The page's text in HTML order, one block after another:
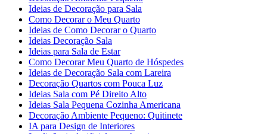
Ideias de Decoração para Sala
Como Decorar o Meu Quarto
Ideias de Como Decorar o Quarto
Ideias Decoração Sala
Ideias para Sala de Estar
Como Decorar Meu Quarto de Hóspedes
Ideias de Decoração Sala com Lareira
Decoração Quartos com Pouca Luz
Ideias Sala com Pé Direito Alto
Ideias Sala Pequena Cozinha Americana
Decoração Ambiente Pequeno: Quitinete
IA para Design de Interiores